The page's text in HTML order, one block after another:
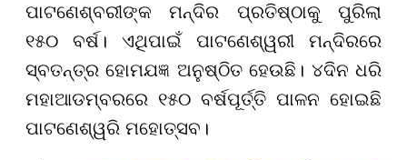
ପାଟଣେଶ୍ବରୀଙ୍କ ମନ୍ଦିର ପ୍ରତିଷ୍ଠାକୁ ପୁରିଲା
୧୫୦ ବର୍ଷ। ଏଥିପାଇଁ ପାଟଣେଶ୍ୱରୀ ମନ୍ଦିରରେ
ସ୍ବତନ୍ତ୍ର ହୋମଯଜ୍ଞ ଅନୁଷ୍ଠିତ ହେଉଛି। ୪ଦିନ ଧରି
ମହାଆଡମ୍ବରରେ ୧୫୦ ବର୍ଷପୂର୍ତ୍ତି ପାଳନ ହୋଇଛି
ପାଟଣେଶ୍ୱରି ମହୋତ୍ସବ।